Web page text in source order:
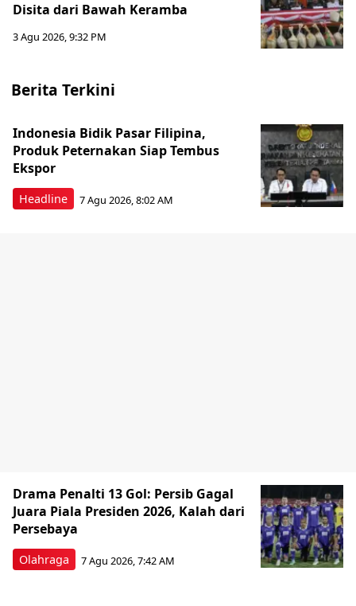
Disita dari Bawah Keramba
3 Agu 2026, 9:32 PM
Berita Terkini
Headline
Indonesia Bidik Pasar Filipina,
Produk Peternakan Siap Tembus
Ekspor
7 Agu 2026, 8:02 AM
Olahraga
Drama Penalti 13 Gol: Persib Gagal
Juara Piala Presiden 2026, Kalah dari
Persebaya
7 Agu 2026, 7:42 AM